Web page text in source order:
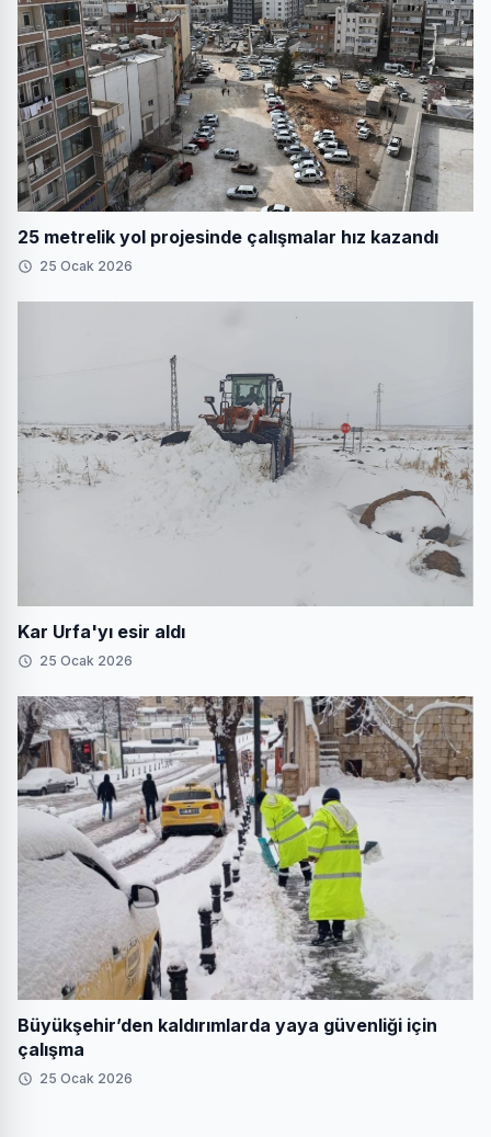
25 metrelik yol projesinde çalışmalar hız kazandı
25 Ocak 2026
Kar Urfa'yı esir aldı
25 Ocak 2026
Büyükşehir’den kaldırımlarda yaya güvenliği için
çalışma
25 Ocak 2026